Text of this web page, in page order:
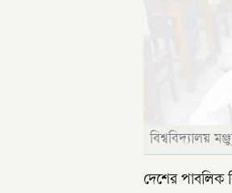
বিশ্ববিদ্যালয়
দেশের পাবলিক